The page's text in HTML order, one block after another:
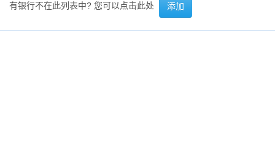
有银行不在此列表中? 您可以点击此处 添加